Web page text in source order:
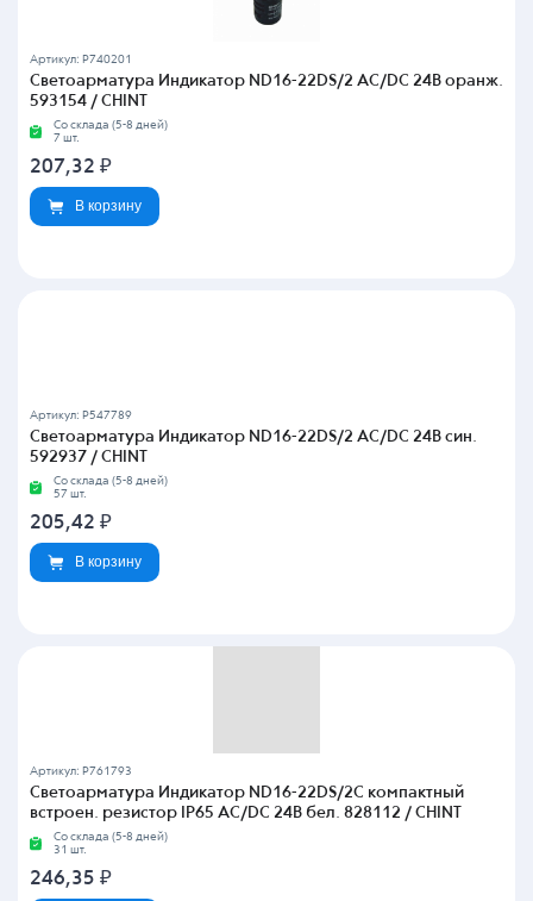
Артикул: P740201
Светоарматура Индикатор ND16-22DS/2 AC/DC 24В оранж.
593154 / CHINT
Со склада (5-8 дней)
7 шт.
207,32 ₽
В корзину
Артикул: P547789
Светоарматура Индикатор ND16-22DS/2 AC/DC 24В син.
592937 / CHINT
Со склада (5-8 дней)
57 шт.
205,42 ₽
В корзину
Артикул: P761793
Светоарматура Индикатор ND16-22DS/2C компактный
встроен. резистор IP65 AC/DC 24В бел. 828112 / CHINT
Со склада (5-8 дней)
31 шт.
246,35 ₽